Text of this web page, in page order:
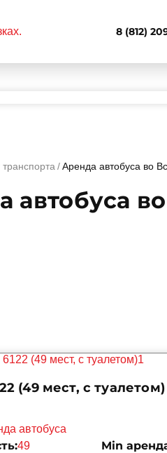
8 (812)
транспорта Аренда автобуса во
автобуса
(49 мест, с туалетом)
автобуса
49 Min